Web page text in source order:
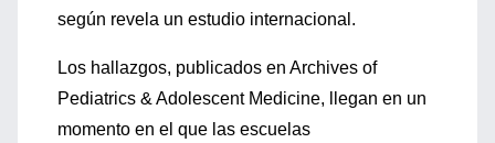
según revela un estudio internacional.
Los hallazgos, publicados en Archives of
Pediatrics & Adolescent Medicine, llegan en un
momento en el que las escuelas